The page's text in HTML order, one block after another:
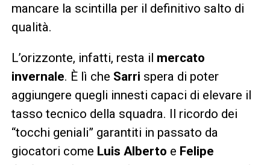
mancare la scintilla per il definitivo salto di
qualità.
L’orizzonte, infatti, resta il mercato
invernale. È lì che Sarri spera di poter
aggiungere quegli innesti capaci di elevare il
tasso tecnico della squadra. Il ricordo dei
“tocchi geniali” garantiti in passato da
giocatori come Luis Alberto e Felipe